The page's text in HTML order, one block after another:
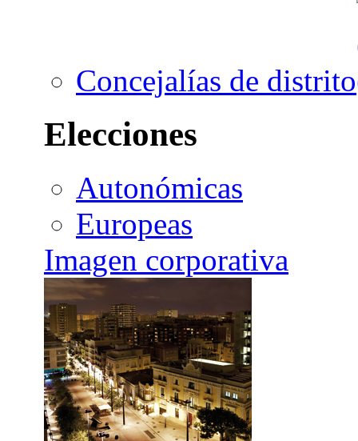
Concejalías de distrito
Elecciones
Autonómicas
Europeas
Imagen corporativa